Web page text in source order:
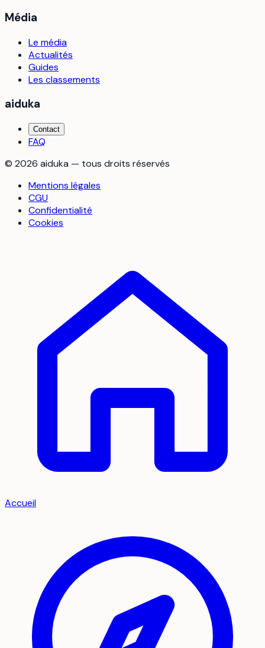
Média
Le média
Actualités
Guides
Les classements
aiduka
Contact
FAQ
© 2026 aiduka — tous droits réservés
Mentions légales
CGU
Confidentialité
Cookies
Accueil